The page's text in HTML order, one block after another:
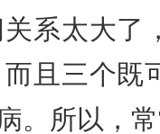
系太大了
且三个既
。所以，